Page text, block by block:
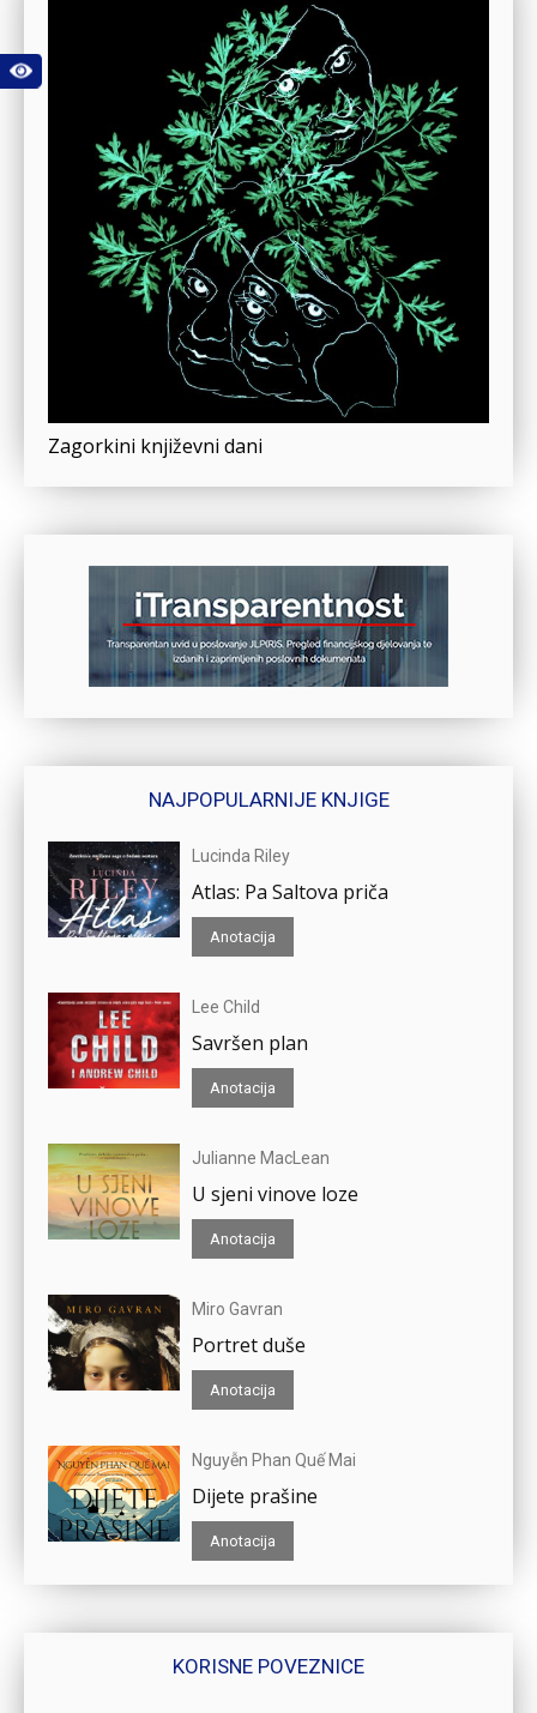
Zagorkini književni dani
NAJPOPULARNIJE KNJIGE
Lucinda Riley
Atlas: Pa Saltova priča
Anotacija
Lee Child
Savršen plan
Anotacija
Julianne MacLean
U sjeni vinove loze
Anotacija
Miro Gavran
Portret duše
Anotacija
Nguyễn Phan Quế Mai
Dijete prašine
Anotacija
KORISNE POVEZNICE